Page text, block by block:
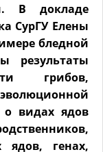
В докладе
СурГУ Елены
бледной
результаты
грибов,
о видах ядов
ядов, генах,